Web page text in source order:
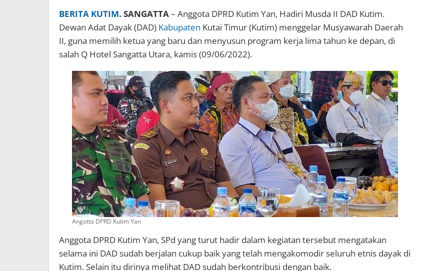
BERITA KUTIM. SANGATTA– Anggota DPRD Kutim Yan, Hadiri Musda II DAD Kutim.
Dewan Adat Dayak (DAD) Kabupaten Kutai Timur (Kutim) menggelar Musyawarah Daerah
II, guna memilih ketua yang baru dan menyusun program kerja lima tahun ke depan, di
salah Q Hotel Sangatta Utara, kamis (09/06/2022).
Angotta DPRD Kutim Yan
Anggota DPRD Kutim Yan, SPd yang turut hadir dalam kegiatan tersebut mengatakan
selama ini DAD sudah berjalan cukup baik yang telah mengakomodir seluruh etnis dayak di
Kutim. Selain itu dirinya melihat DAD sudah berkontribusi dengan baik.